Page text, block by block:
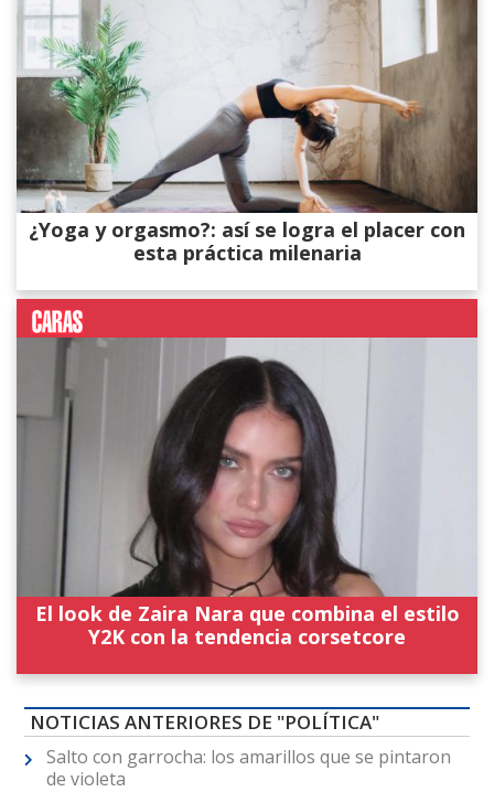
¿Yoga y orgasmo?: así se logra el placer con
esta práctica milenaria
El look de Zaira Nara que combina el estilo
Y2K con la tendencia corsetcore
NOTICIAS ANTERIORES DE "POLÍTICA"
Salto con garrocha: los amarillos que se pintaron
de violeta